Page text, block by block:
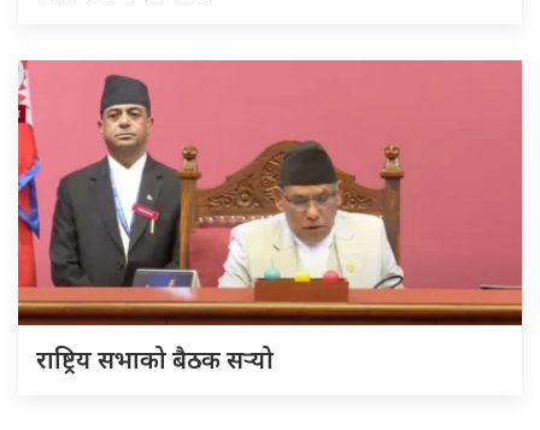
राष्ट्रिय सभाको बैठक सर्‍यो